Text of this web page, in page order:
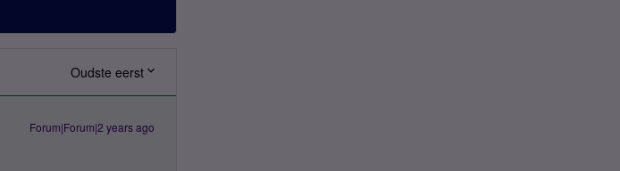
Oudste eerst
Forum|Forum|2 years ago